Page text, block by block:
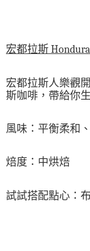
宏都拉斯
宏都拉斯人樂觀
斯咖啡，帶給你
風味：平衡柔和
焙度：中烘焙
試試搭配點心：